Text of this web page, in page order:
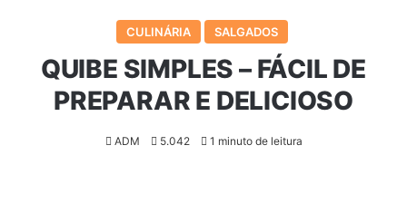
CULINÁRIA SALGADOS
QUIBE SIMPLES – FÁCIL DE
PREPARAR E DELICIOSO
ADM 5.042 1 minuto de leitura